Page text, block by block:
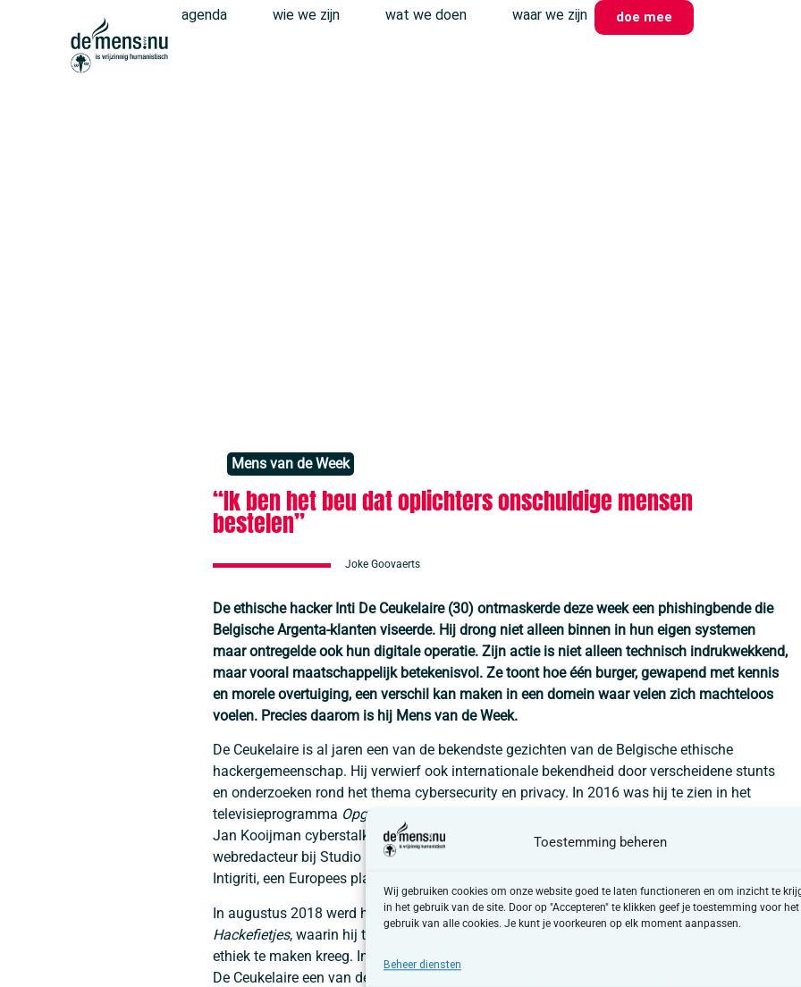
Toestemming beheren
Wij gebruiken cookies om onze website goed te laten functioneren en om inzicht te
in het gebruik van de site. Door op "Accepteren" te klikken geef je toestemming voor het
gebruik van alle cookies. Je kunt je voorkeuren op elk moment aanpassen.
Beheer diensten
agenda wie we zijn wat we doen waar we zijn doe mee
Mens van de Week
“Ik ben het beu dat oplichters onschuldige mensen
bestelen”
Joke Goovaerts
De ethische hacker Inti De Ceukelaire (30) ontmaskerde deze week een phishingbende die
Belgische Argenta‑klanten viseerde. Hij drong niet alleen binnen in hun eigen systemen
maar ontregelde ook hun digitale operatie. Zijn actie is niet alleen technisch indrukwekkend,
maar vooral maatschappelijk betekenisvol. Ze toont hoe één burger, gewapend met kennis
en morele overtuiging, een verschil kan maken in een domein waar velen zich machteloos
voelen. Precies daarom is hij Mens van de Week.
De Ceukelaire is al jaren een van de bekendste gezichten van de Belgische ethische
hackergemeenschap. Hij verwierf ook internationale bekendheid door verscheidene stunts
en onderzoeken rond het thema cybersecurity en privacy. In 2016 was hij te zien in het
televisieprogramma Opgejaagd
Jan Kooijman cyberstalkers en catfishprofielen ontmaskerde. Hij werkte tot 2018 als
webredacteur bij Studio Brussel, waarna hij medevennoot werd van cybersecurity start-up
Intigriti, een Europees platform voor ethische hackers.
In augustus 2018 werd hij wereldkampioen hacken. Vanaf 2021 toert hij rond met de lezing
Hackefietjes, waarin hij terugblikt op akkefietjes waarmee hij tijdens zijn zoektocht naar
ethiek te maken kreeg. In een tijd waarin cybercriminaliteit steeds professioneler wordt, is
De Ceukelaire een van de weinigen die de digitale strijd aangaat, niet om te schaden, maar